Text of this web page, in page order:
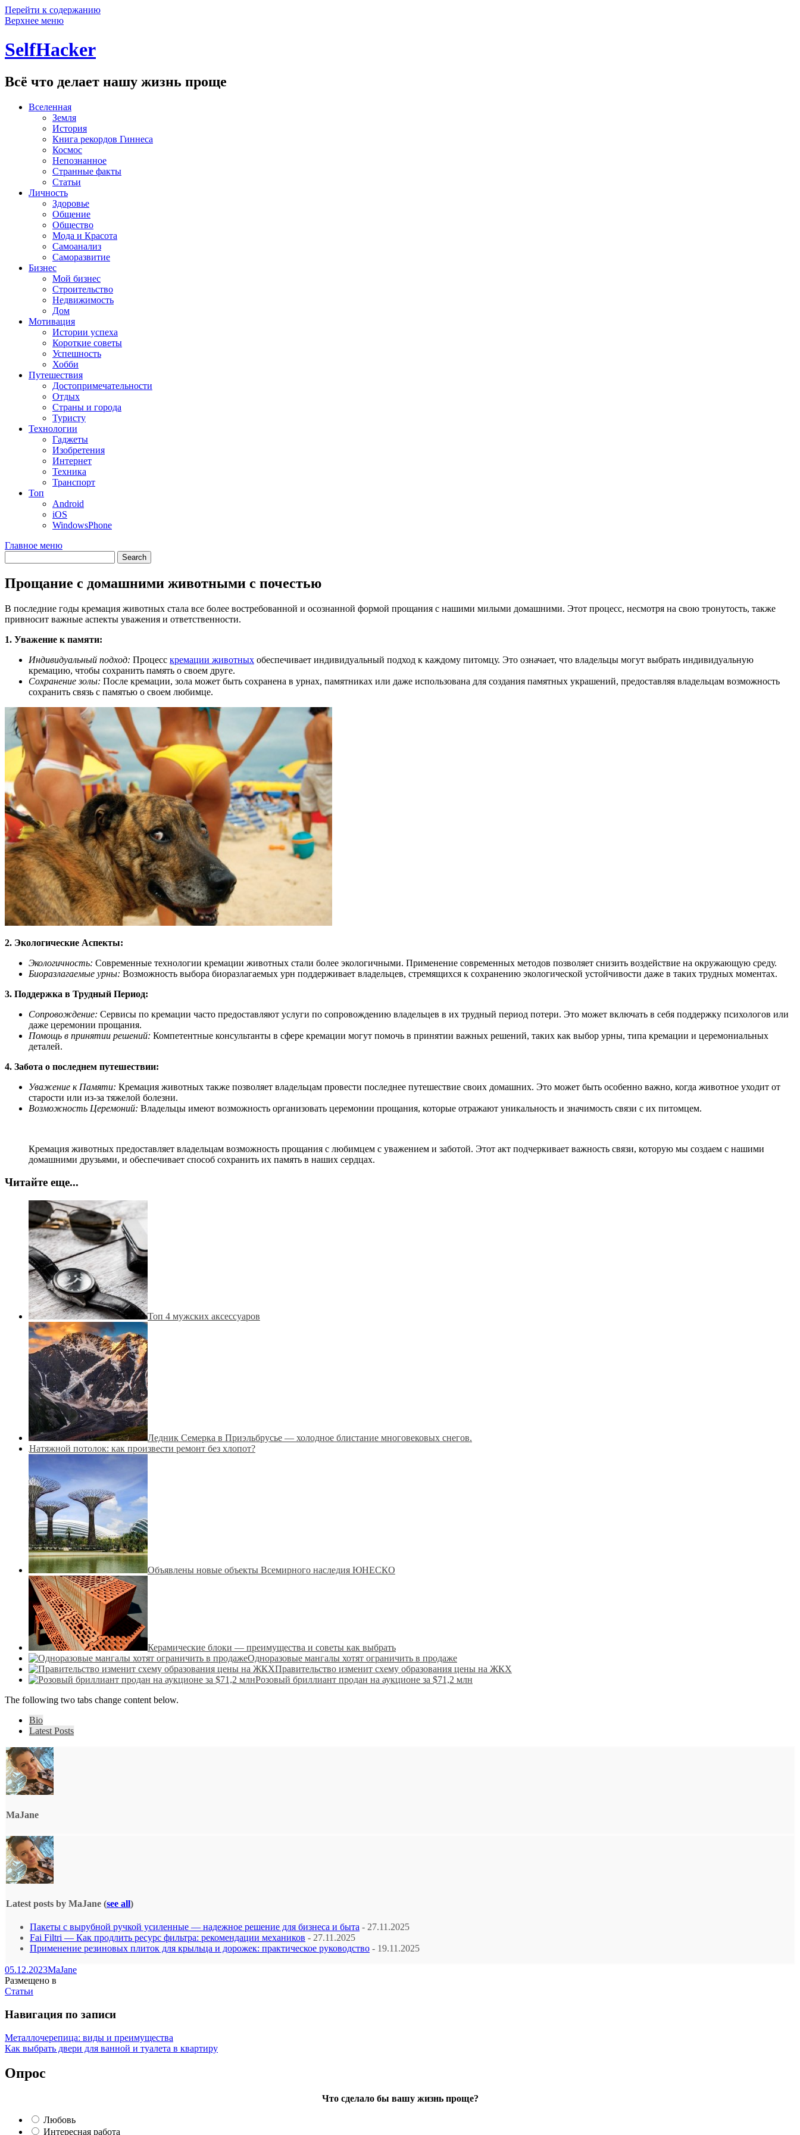
Перейти к содержанию
Верхнее меню
SelfHacker
Всё что делает нашу жизнь проще
Вселенная
Земля
История
Книга рекордов Гиннеса
Космос
Непознанное
Странные факты
Статьи
Личность
Здоровье
Общение
Общество
Мода и Красота
Самоанализ
Саморазвитие
Бизнес
Мой бизнес
Строительство
Недвижимость
Дом
Мотивация
Истории успеха
Короткие советы
Успешность
Хобби
Путешествия
Достопримечательности
Отдых
Страны и города
Туристу
Технологии
Гаджеты
Изобретения
Интернет
Техника
Транспорт
Топ
Android
iOS
WindowsPhone
Главное меню
Прощание с домашними животными с почестью
В последние годы кремация животных стала все более востребованной и осознанной формой прощания с нашими милыми домашними. Этот процесс, несмотря на свою тронутость, также
привносит важные аспекты уважения и ответственности.
1. Уважение к памяти:
Индивидуальный подход: Процесс кремации животных обеспечивает индивидуальный подход к каждому питомцу. Это означает, что владельцы могут выбрать индивидуальную
кремацию, чтобы сохранить память о своем друге.
Сохранение золы: После кремации, зола может быть сохранена в урнах, памятниках или даже использована для создания памятных украшений, предоставляя владельцам возможность
сохранить связь с памятью о своем любимце.
2. Экологические Аспекты:
Экологичность: Современные технологии кремации животных стали более экологичными. Применение современных методов позволяет снизить воздействие на окружающую среду.
Биоразлагаемые урны: Возможность выбора биоразлагаемых урн поддерживает владельцев, стремящихся к сохранению экологической устойчивости даже в таких трудных моментах.
3. Поддержка в Трудный Период:
Сопровождение: Сервисы по кремации часто предоставляют услуги по сопровождению владельцев в их трудный период потери. Это может включать в себя поддержку психологов или
даже церемонии прощания.
Помощь в принятии решений: Компетентные консультанты в сфере кремации могут помочь в принятии важных решений, таких как выбор урны, типа кремации и церемониальных
деталей.
4. Забота о последнем путешествии:
Уважение к Памяти: Кремация животных также позволяет владельцам провести последнее путешествие своих домашних. Это может быть особенно важно, когда животное уходит от
старости или из-за тяжелой болезни.
Возможность Церемоний: Владельцы имеют возможность организовать церемонии прощания, которые отражают уникальность и значимость связи с их питомцем.
Кремация животных предоставляет владельцам возможность прощания с любимцем с уважением и заботой. Этот акт подчеркивает важность связи, которую мы создаем с нашими
домашними друзьями, и обеспечивает способ сохранить их память в наших сердцах.
Читайте еще...
Топ 4 мужских аксессуаров
Ледник Семерка в Приэльбрусье — холодное блистание многовековых снегов.
Натяжной потолок: как произвести ремонт без хлопот?
Объявлены новые объекты Всемирного наследия ЮНЕСКО
Керамические блоки — преимущества и советы как выбрать
Одноразовые мангалы хотят ограничить в продаже
Правительство изменит схему образования цены на ЖКХ
Розовый бриллиант продан на аукционе за $71,2 млн
The following two tabs change content below.
Bio
Latest Posts
MaJane
Latest posts by MaJane (see all)
Пакеты с вырубной ручкой усиленные — надежное решение для бизнеса и быта - 27.11.2025
Fai Filtri — Как продлить ресурс фильтра: рекомендации механиков - 27.11.2025
Применение резиновых плиток для крыльца и дорожек: практическое руководство - 19.11.2025
05.12.2023MaJane
Размещено в
Статьи
Навигация по записи
Металлочерепица: виды и преимущества
Как выбрать двери для ванной и туалета в квартиру
Опрос
Что сделало бы вашу жизнь проще?
Любовь
Интересная работа